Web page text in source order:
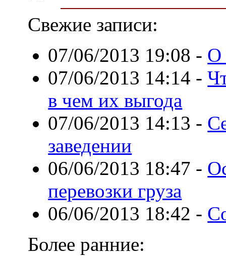
Свежие записи:
07/06/2013 19:08 - О
07/06/2013 14:14 -
в чем их выгода
07/06/2013 14:13 -
заведении
06/06/2013 18:47 -
перевозки груза
06/06/2013 18:42 -
Более ранние: